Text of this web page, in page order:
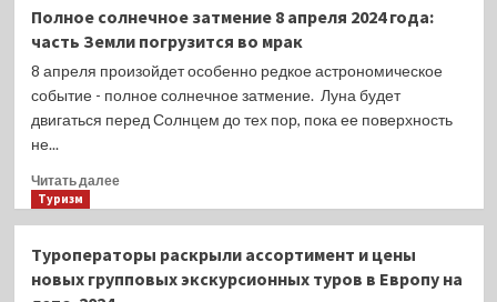
призвала
пассажиров
никогда
самым
самолете
Полное солнечное затмение 8 апреля 2024 года:
часть Земли погрузится во мрак
8 апреля произойдет особенно редкое астрономическое
событие - полное солнечное затмение. Луна будет
двигаться перед Солнцем до тех пор, пока ее поверхность
не...
Читать далееПрочитать
солнечное
затмение
Туризм
Туроператоры раскрыли ассортимент и цены
новых групповых экскурсионных туров в Европу на